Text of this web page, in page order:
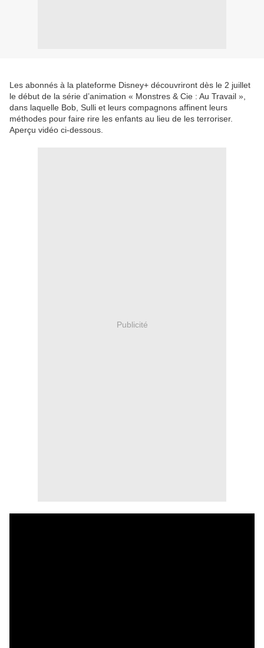
Les abonnés à la plateforme Disney+ découvriront dès le 2 juillet
le début de la série d’animation « Monstres & Cie : Au Travail »,
dans laquelle Bob, Sulli et leurs compagnons affinent leurs
méthodes pour faire rire les enfants au lieu de les terroriser.
Aperçu vidéo ci-dessous.
Publicité